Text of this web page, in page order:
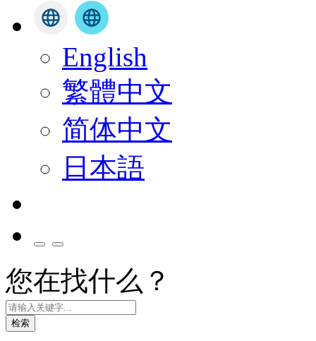
English
繁體中文
简体中文
日本語
您在找什么？
检索